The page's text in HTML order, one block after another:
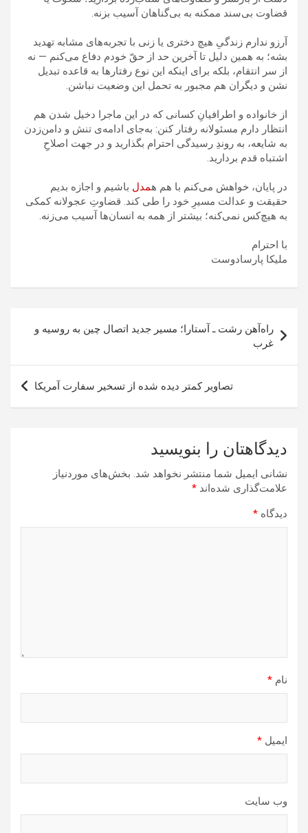
قضاوت بی‌سند ممکنه به بی‌گناهان آسیب بزنه.
آرزو ندارم زندگیِ هیچ دختری یا زنی با تجربه‌‌های مشابه تهدید
بشه؛ به همین دلیل تا آخرین حد از حقّ خودم دفاع می‌کنم — نه
از سر انتقام، بلکه برای اینکه این نوع رفتارها به قاعده تبدیل
نشن و دیگران هم مجبور به تحمل این وضعیت نباشن.
از خانواده و اطرافیانِ کسانی که در این ماجرا دخیل شدن هم
انتظار دارم مسئولانه رفتار کنن: به‌جای ادامه‌ی تنش و دامن‌زدن
به شایعه، به روندِ رسیدگی احترام بگذارید و در جهت اصلاحِ
اشتباه قدم بردارید.
در پایان، خواهش می‌کنم با هم همدل باشیم و اجازه بدیم
حقیقت و عدالت مسیرِ خود را طی کند. قضاوتِ عجولانه کمکی
به هیچ‌کس نمی‌کنه؛ بیشتر از همه به انسان‌ها آسیب می‌زنه.
با احترام
ملیکا پارسادوست
راهبری
نوشته
راه‌آهن رشت ـ آستارا؛ مسیر جدید اتصال چین به روسیه و
غرب
تصاویر کمتر دیده شده از تسخیر سفارت آمریکا
دیدگاهتان را بنویسید
نشانی ایمیل شما منتشر نخواهد شد. بخش‌های موردنیاز
علامت‌گذاری شده‌اند *
دیدگاه *
نام *
ایمیل *
وب‌ سایت